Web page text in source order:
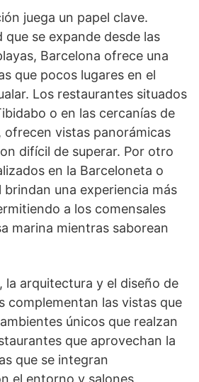
juega un papel clave.
que se expande desde las
Barcelona ofrece una
que pocos lugares en el
Los restaurantes situados
o en las cercanías de
ofrecen vistas panorámicas
difícil de superar. Por otro
en la Barceloneta o
brindan una experiencia más
a los comensales
marina mientras saborean
, la arquitectura y el diseño de
complementan las vistas que
únicos que realzan
que aprovechan la
que se integran
el entorno y salones